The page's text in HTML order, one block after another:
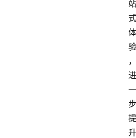
站
式
体
验
，
进
一
步
提
升